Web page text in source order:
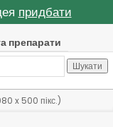
придбати
препарати
Шукати
x 500 пікс.)